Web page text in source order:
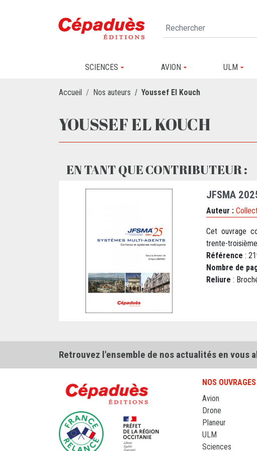
SCIENCES AVION ULM
Accueil Nos auteurs Youssef El Kouch
YOUSSEF EL KOUCH
EN TANT QUE CONTRIBUTEUR :
JFSMA
Auteur :
Cet ouvrage
trente-
Référence :
Nombre de
Reliure :
Retrouvez l'ensemble de nos actualités en vous
NOS OUVRAGES
Avion
Drone
Planeur
ULM
Sciences